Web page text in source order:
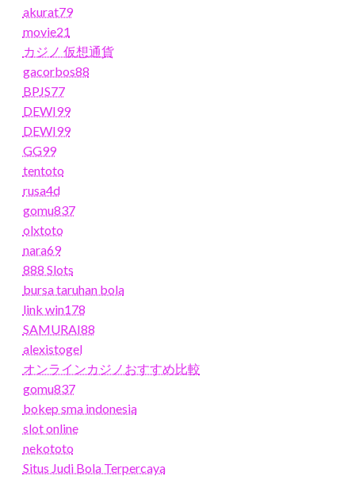
akurat79
movie21
カジノ 仮想通貨
gacorbos88
BPJS77
DEWI99
DEWI99
GG99
tentoto
rusa4d
gomu837
olxtoto
nara69
888 Slots
bursa taruhan bola
link win178
SAMURAI88
alexistogel
オンラインカジノおすすめ比較
gomu837
bokep sma indonesia
slot online
nekototo
Situs Judi Bola Terpercaya